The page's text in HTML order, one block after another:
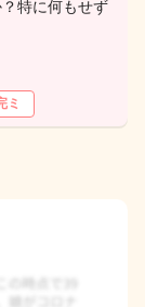
特に何もせず
ミ